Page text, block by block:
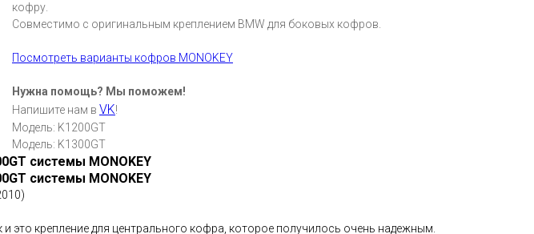
кофру.
Совместимо с оригинальным креплением BMW для боковых кофров.
Посмотреть варианты кофров MONOKEY
Нужна помощь? Мы поможем!
Напишите нам в VK!
Модель: K1200GT
Модель: K1300GT
системы MONOKEY
системы MONOKEY
это крепление для центрального кофра, которое получилось очень надежным.